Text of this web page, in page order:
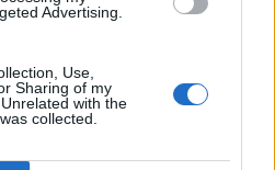
Advertising.
Use,
Sharing of my
with the
collected.